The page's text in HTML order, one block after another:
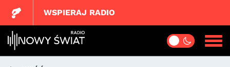
WSPIERAJ RADIO